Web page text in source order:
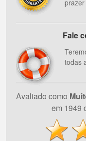
Fale
todas
Avaliado como
em 1949